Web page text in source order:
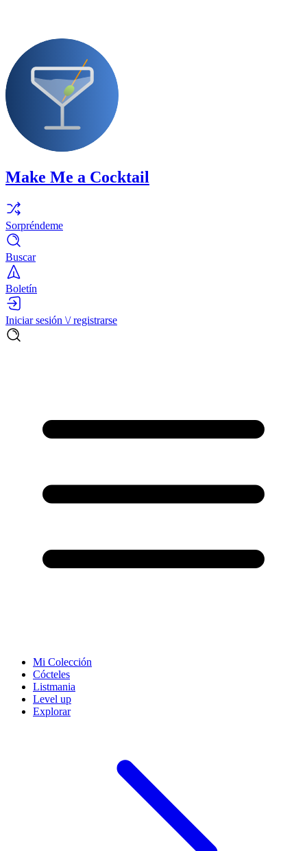
Make Me a Cocktail
Sorpréndeme
Buscar
Boletín
Iniciar sesión \/ registrarse
Mi Colección
Cócteles
Listmania
Level up
Explorar